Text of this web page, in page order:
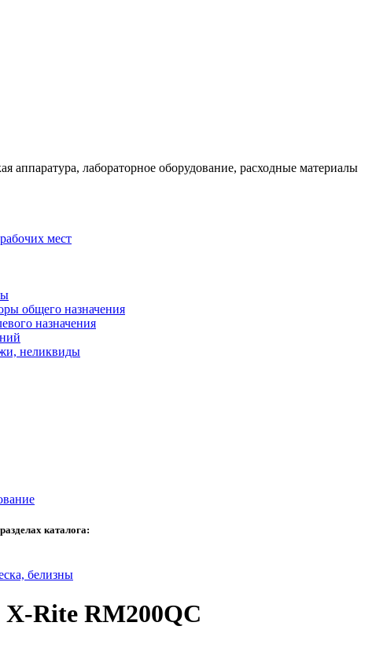
аппаратура, лабораторное оборудование, расходные материалы
мест
общего назначения
назначения
неликвиды
каталога:
белизны
Rite RM200QC